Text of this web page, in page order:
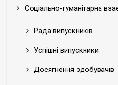
Соціально-гуманітарна
Рада випускників
Успішні випускники
Досягнення здобувачів